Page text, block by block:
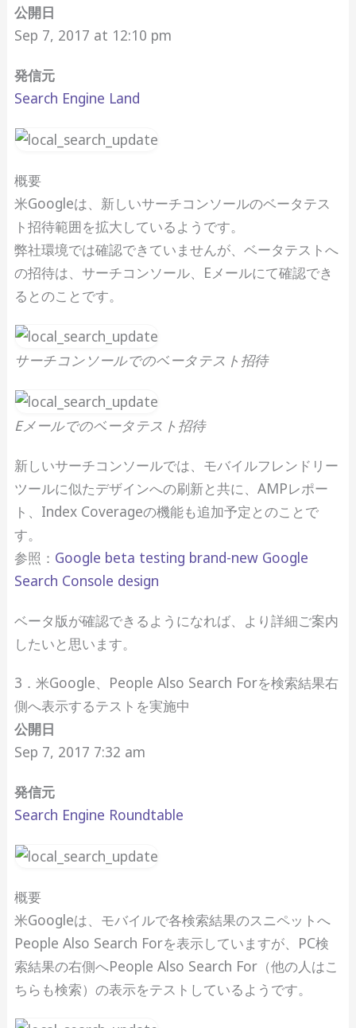
公開日
Sep 7, 2017 at 12:10 pm
発信元
Search Engine Land
概要
米Googleは、新しいサーチコンソールのベータテス
ト招待範囲を拡大しているようです。
弊社環境では確認できていませんが、ベータテストへ
の招待は、サーチコンソール、Eメールにて確認でき
るとのことです。
サーチコンソールでのベータテスト招待
Eメールでのベータテスト招待
新しいサーチコンソールでは、モバイルフレンドリー
ツールに似たデザインへの刷新と共に、AMPレポー
ト、Index Coverageの機能も追加予定とのことで
す。
参照： Google beta testing brand-new Google
Search Console design
ベータ版が確認できるようになれば、より詳細ご案内
したいと思います。
3．米Google、People Also Search Forを検索結果右
側へ表示するテストを実施中
公開日
Sep 7, 2017 7:32 am
発信元
Search Engine Roundtable
概要
米Googleは、モバイルで各検索結果のスニペットへ
People Also Search Forを表示していますが、PC検
索結果の右側へPeople Also Search For（他の人はこ
ちらも検索）の表示をテストしているようです。